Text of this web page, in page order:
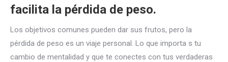
facilita la pérdida de peso.
Los objetivos comunes pueden dar sus frutos, pero la
pérdida de peso es un viaje personal. Lo que importa s tu
cambio de mentalidad y que te conectes con tus verdaderas